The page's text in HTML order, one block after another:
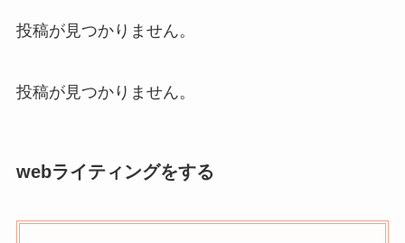
投稿が見つかりません。
投稿が見つかりません。
webライティングをする